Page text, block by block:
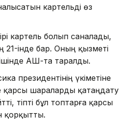
картельді өз
картель болып саналады,
21-інде бар. Оның қызметі
АҚШ-та таралды.
президентінің үкіметіне
қарсы шараларды қатаңдату
тіпті бұл топтарға қарсы
қорқытты.